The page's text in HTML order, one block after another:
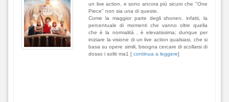
un live action, e sono ancora più sicuro che "One
Piece" non sia una di queste.
Come la maggior parte degli shonen, infatti, la
percentuale di momenti che vanno oltre quella
che è la normalità , è elevatissima; dunque per
iniziare la visione di un live action qualsiasi, che si
basa su opere simili, bisogna cercare di scollarsi di
dosso i soliti ma1 [continua a leggere]